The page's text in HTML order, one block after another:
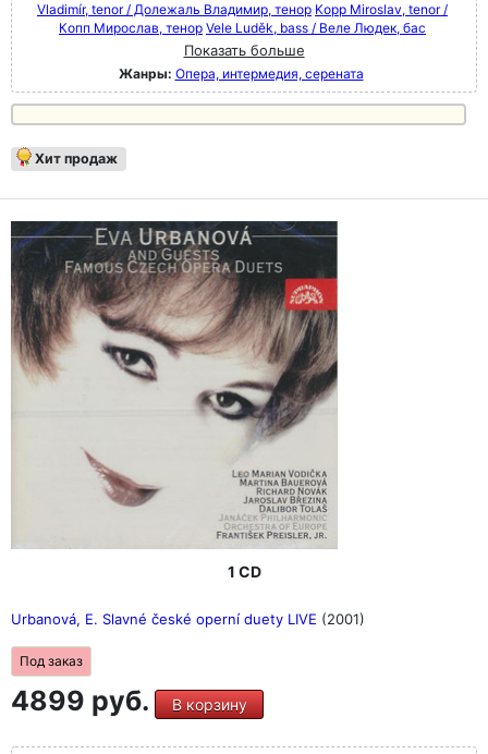
Vladimír, tenor / Долежаль Владимир, тенор Kopp Miroslav, tenor /
Копп Мирослав, тенор Vele Luděk, bass / Веле Людек, бас
Показать больше
Жанры: Опера, интермедия, серената
Хит продаж
1 CD
Urbanová, E. Slavné české operní duety LIVE (2001)
Под заказ
4899 руб. В корзину